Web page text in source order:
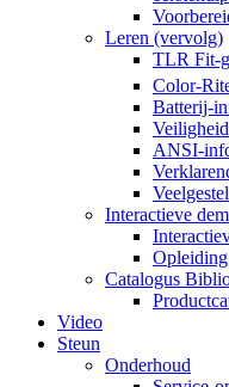
Leren (vervolg)
TLR Fit-
Color-
Batterij-
ANSI-
Interactieve
Catalogus
Video
Steun
Onderhoud